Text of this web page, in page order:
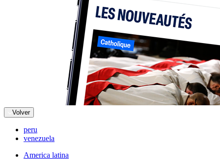
Volver
peru
venezuela
America latina